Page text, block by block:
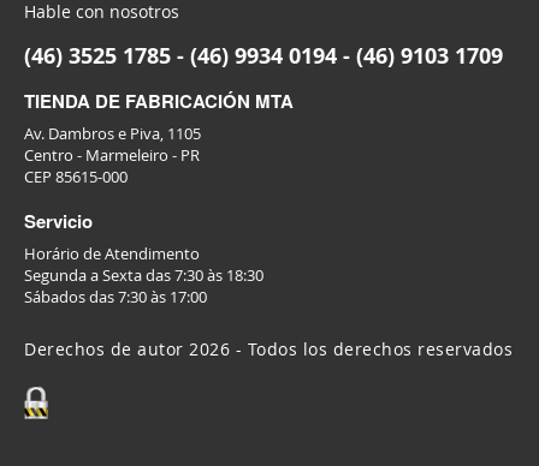
Hable con nosotros
(46) 3525 1785 - (46) 9934 0194 - (46) 9103 1709
TIENDA DE FABRICACIÓN MTA
Av. Dambros e Piva, 1105
Centro - Marmeleiro - PR
CEP 85615-000
Servicio
Horário de Atendimento
Segunda a Sexta das 7:30 às 18:30
Sábados das 7:30 às 17:00
Derechos de autor 2026 - Todos los derechos reservados